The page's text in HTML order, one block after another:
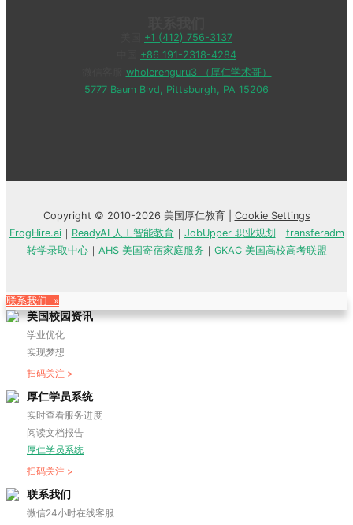
+1 (412) 756-3137
+86 191-2318-4284
wholerenguru3 （厚仁学术哥）
5777 Baum Blvd, Pittsburgh, PA 15206
Copyright © 2010-2026 美国厚仁教育 | Cookie Settings
FrogHire.ai｜ ReadyAI 人工智能教育｜ JobUpper 职业规划 ｜ transferadm
转学录取中心｜ AHS 美国寄宿家庭服务 ｜ GKAC 美国高校高考联盟
联系我们 »
美国校园资讯
学业优化
实现梦想
扫码关注 >
厚仁学员系统
实时查看服务进度
阅读文档报告
厚仁学员系统
扫码关注 >
联系我们
微信24小时在线客服